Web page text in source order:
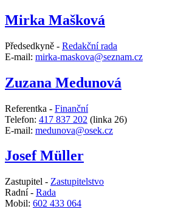
Mirka Mašková
Předsedkyně - Redakční rada
E-mail: mirka-maskova@seznam.cz
Zuzana Medunová
Referentka - Finanční
Telefon: 417 837 202 (linka 26)
E-mail: medunova@osek.cz
Josef Müller
Zastupitel - Zastupitelstvo
Radní - Rada
Mobil: 602 433 064